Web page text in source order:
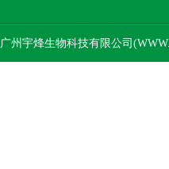
广州宇烽生物科技有限公司